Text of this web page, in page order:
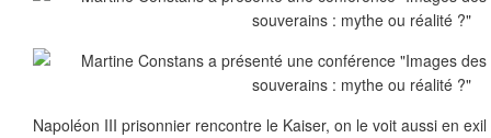
Napoléon III prisonnier rencontre le Kaiser, on le voit aussi en